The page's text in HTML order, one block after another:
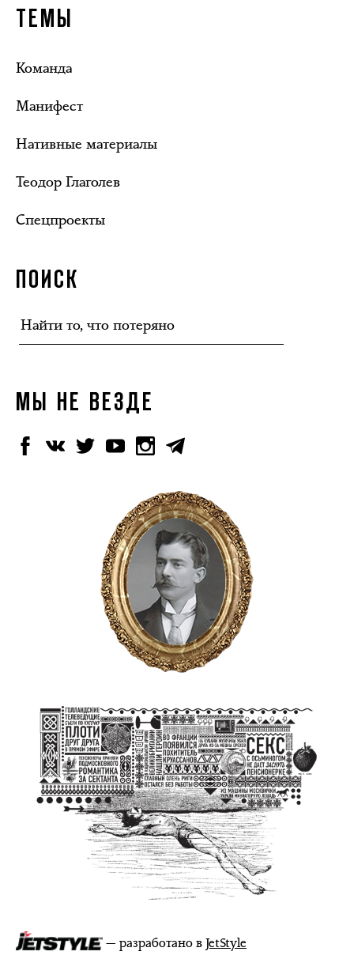
ТЕМЫ
Команда
Манифест
Нативные материалы
Теодор Глаголев
Спецпроекты
ПОИСК
МЫ НЕ ВЕЗДЕ
— разработано вJetStyle